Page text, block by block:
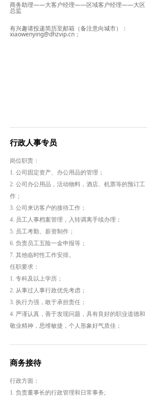
商务助理——大客户经理——区域客户经理——大区
总监
有兴趣请投递简历至邮箱（备注意向城市）：
xiaowenying@dhzvip.cn；
行政人事专员
岗位职责：
1. 公司固定资产、办公用品的管理；
2. 公司办公用品，活动物料，酒店、机票等的预订工
作；
3. 公司来访客户的接待工作；
4. 员工人事档案管理，入转调离手续办理；
5. 员工考勤、薪资制作；
6. 负责员工五险一金申报等；
7. 其他临时性工作安排。
任职要求：
1. 专科及以上学历；
2. 从事过人事行政优先考虑；
3. 执行力强，敢于承担责任；
4. 严谨认真，善于发现问题，具有良好的职业道德和
敬业精神，思维敏捷，个人形象好气质佳；
商务接待
行政方面：
1. 负责董事长的行政管理和日常事务;